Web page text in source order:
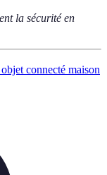
la sécurité en
connecté maison